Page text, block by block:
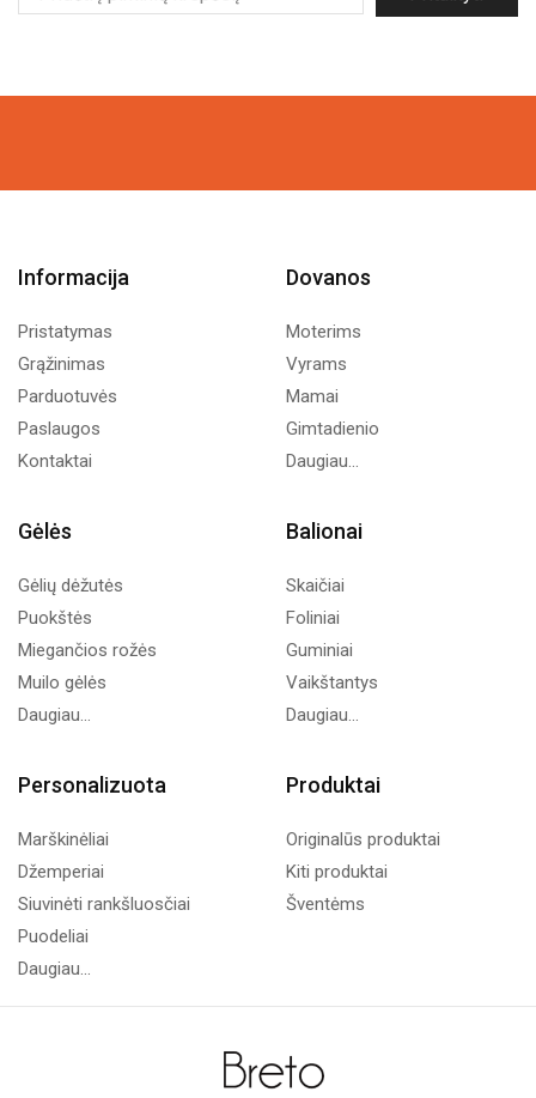
Informacija
Pristatymas
Grąžinimas
Parduotuvės
Paslaugos
Kontaktai
Dovanos
Moterims
Vyrams
Mamai
Gimtadienio
Daugiau...
Gėlės
Gėlių dėžutės
Puokštės
Miegančios rožės
Muilo gėlės
Daugiau...
Balionai
Skaičiai
Foliniai
Guminiai
Vaikštantys
Daugiau...
Personalizuota
Marškinėliai
Džemperiai
Siuvinėti rankšluosčiai
Puodeliai
Daugiau...
Produktai
Originalūs produktai
Kiti produktai
Šventėms